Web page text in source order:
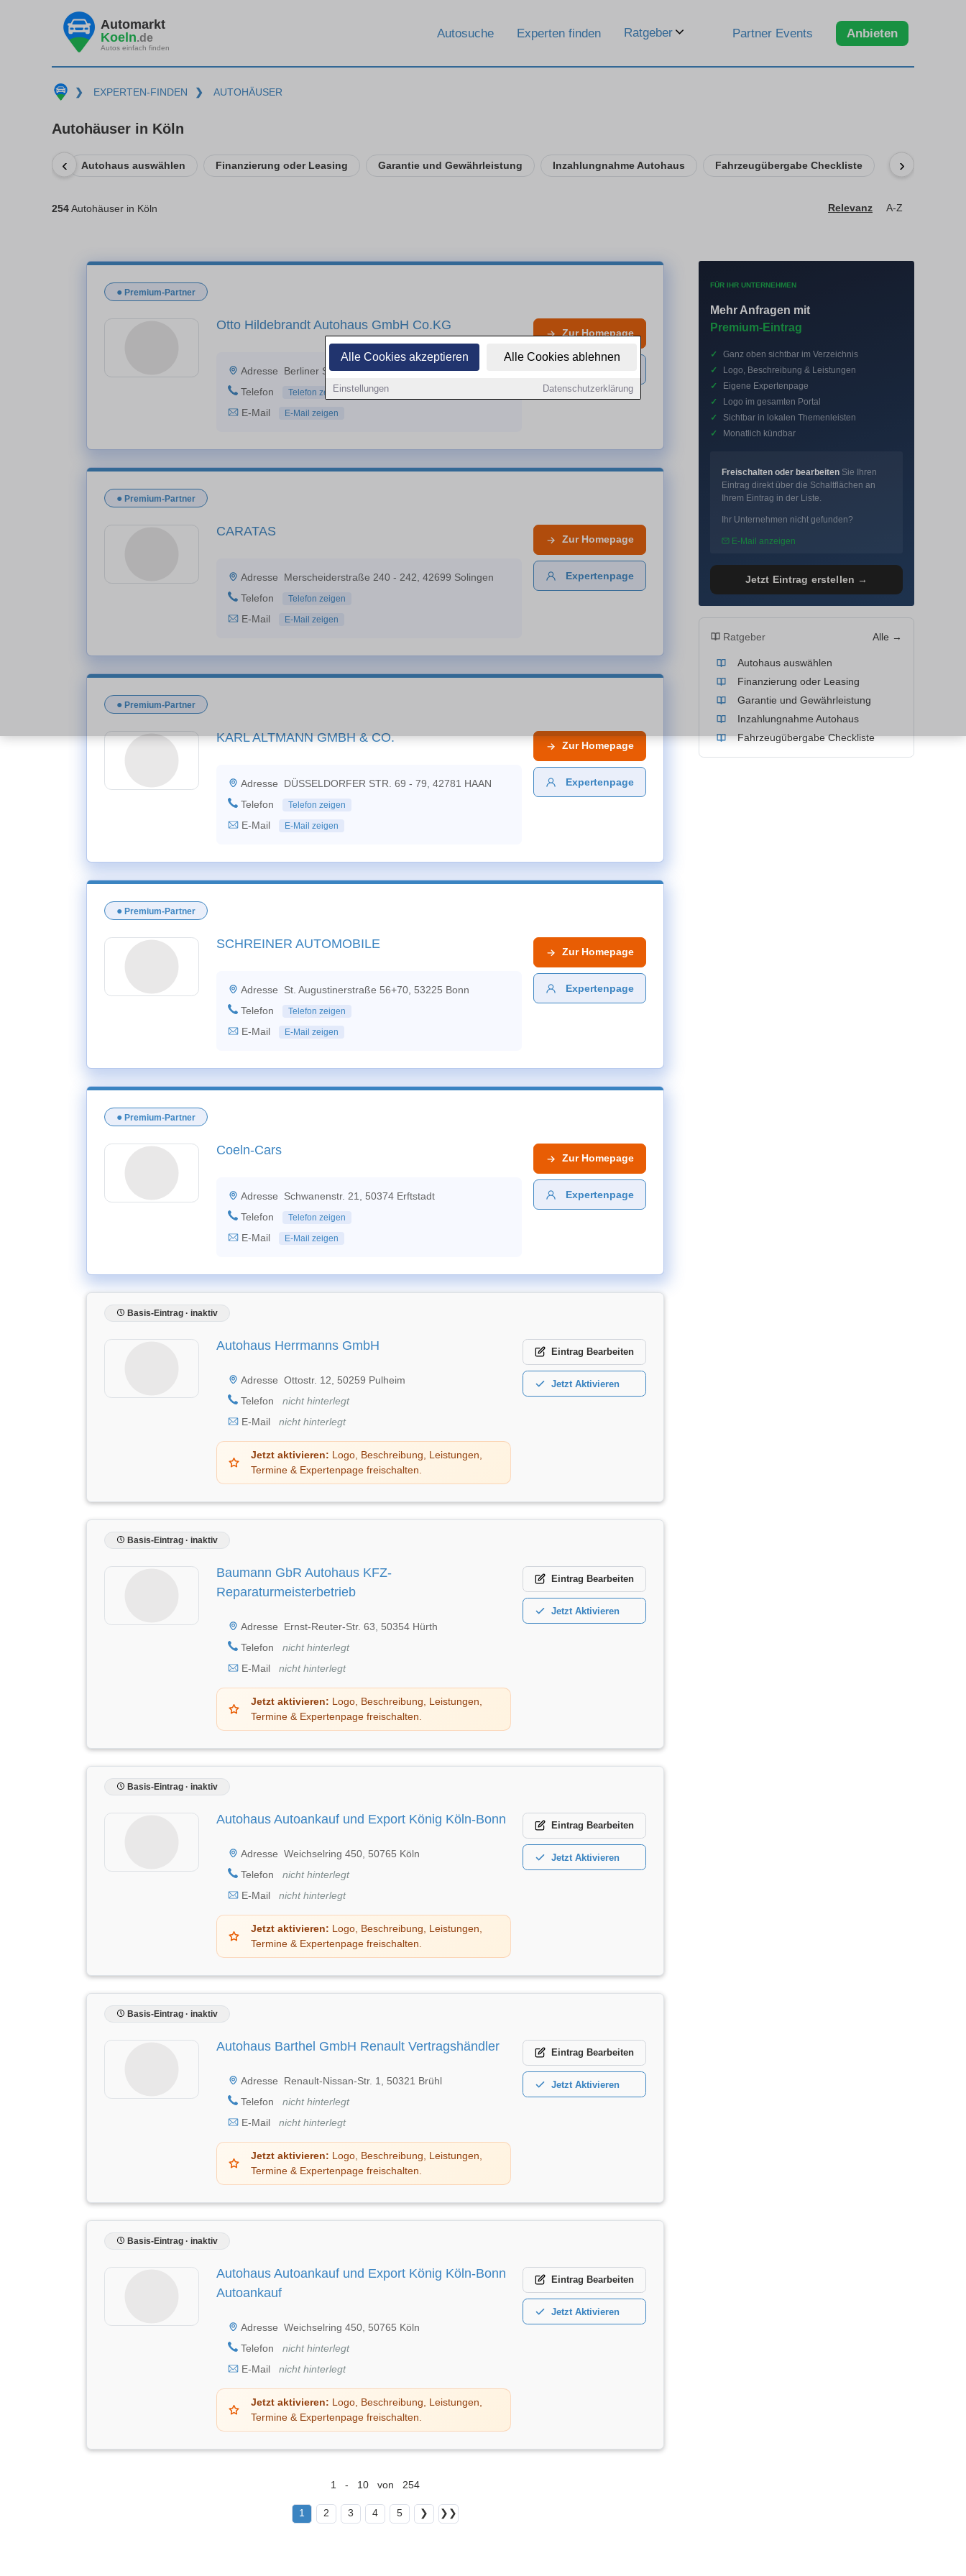
Alle Cookies akzeptieren Alle Cookies ablehnen
Einstellungen Datenschutzerklärung
Automarkt
Koeln.de
Autos einfach finden
Autosuche Experten finden Ratgeber Partner Events Anbieten
❯ EXPERTEN-FINDEN ❯ AUTOHÄUSER
Autohäuser in Köln
‹ Autohaus auswählen Finanzierung oder Leasing Garantie und Gewährleistung Inzahlungnahme Autohaus Fahrzeugübergabe Checkliste ›
254Autohäuser in Köln Relevanz A-Z
● Premium-Partner
Otto Hildebrandt Autohaus GmbH Co.KG
Adresse
Berliner Str. 95 A, 42929 Wermelskirchen
Telefon
Telefon zeigen
E-Mail E-Mail zeigen
Zur Homepage
● Premium-Partner
CARATAS
Adresse
Merscheiderstraße 240 - 242, 42699 Solingen
Telefon
Telefon zeigen
E-Mail E-Mail zeigen
Zur Homepage
Expertenpage
● Premium-Partner
KARL ALTMANN GMBH & CO.
Adresse
DÜSSELDORFER STR. 69 - 79, 42781 HAAN
Telefon
Telefon zeigen
E-Mail E-Mail zeigen
Zur Homepage
Expertenpage
● Premium-Partner
SCHREINER AUTOMOBILE
Adresse
St. Augustinerstraße 56+70, 53225 Bonn
Telefon
Telefon zeigen
E-Mail E-Mail zeigen
Zur Homepage
Expertenpage
● Premium-Partner
Coeln-Cars
Adresse
Schwanenstr. 21, 50374 Erftstadt
Telefon
Telefon zeigen
E-Mail E-Mail zeigen
Zur Homepage
Expertenpage
Basis-Eintrag · inaktiv
Autohaus Herrmanns GmbH
Adresse Ottostr. 12, 50259 Pulheim
Telefon
nicht hinterlegt
E-Mail
nicht hinterlegt
Jetzt aktivieren: Logo, Beschreibung, Leistungen,
Termine & Expertenpage freischalten.
Eintrag Bearbeiten
Jetzt Aktivieren
Basis-Eintrag · inaktiv
Baumann GbR Autohaus KFZ-
Reparaturmeisterbetrieb
Adresse
Ernst-Reuter-Str. 63, 50354 Hürth
Telefon
nicht hinterlegt
E-Mail
nicht hinterlegt
Jetzt aktivieren: Logo, Beschreibung, Leistungen,
Termine & Expertenpage freischalten.
Eintrag Bearbeiten
Jetzt Aktivieren
Basis-Eintrag · inaktiv
Autohaus Autoankauf und Export König Köln-Bonn
Adresse Weichselring 450, 50765 Köln
Telefon
nicht hinterlegt
E-Mail
nicht hinterlegt
Jetzt aktivieren: Logo, Beschreibung, Leistungen,
Termine & Expertenpage freischalten.
Eintrag Bearbeiten
Jetzt Aktivieren
Basis-Eintrag · inaktiv
Autohaus Barthel GmbH Renault Vertragshändler
Adresse
Renault-Nissan-Str. 1, 50321 Brühl
Telefon
nicht hinterlegt
E-Mail
nicht hinterlegt
Jetzt aktivieren: Logo, Beschreibung, Leistungen,
Termine & Expertenpage freischalten.
Eintrag Bearbeiten
Jetzt Aktivieren
Basis-Eintrag · inaktiv
Autohaus Autoankauf und Export König Köln-Bonn
Autoankauf
Adresse Weichselring 450, 50765 Köln
Telefon
nicht hinterlegt
E-Mail
nicht hinterlegt
Jetzt aktivieren: Logo, Beschreibung, Leistungen,
Termine & Expertenpage freischalten.
Eintrag Bearbeiten
Jetzt Aktivieren
1 - 10 von 254
1 2 3 4 5 ❯ ❯❯
FÜR IHR UNTERNEHMEN
Mehr Anfragen mit
Premium-Eintrag
✓
Ganz oben sichtbar im Verzeichnis
✓
Logo, Beschreibung & Leistungen
✓
Eigene Expertenpage
✓
Logo im gesamten Portal
✓
Sichtbar in lokalen Themenleisten
✓
Monatlich kündbar
Freischalten oder bearbeiten Sie Ihren
Eintrag direkt über die Schaltflächen an
Ihrem Eintrag in der Liste.
Ihr Unternehmen nicht gefunden?
E-Mail anzeigen
Jetzt Eintrag erstellen →
Ratgeber Alle →
Autohaus auswählen
Finanzierung oder Leasing
Garantie und Gewährleistung
Inzahlungnahme Autohaus
Fahrzeugübergabe Checkliste